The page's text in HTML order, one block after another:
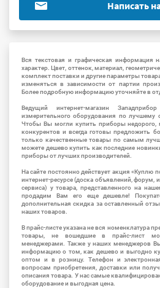
Написать
Вся текстовая и графическая информация
характер. Цвет, оттенок, материал,
комплект поставки и другие параметры
изменяться в зависимости от партии
Более подробную информацию уточняйте в
Ведущий интернет-магазин
измерительного оборудования по лучшему
Чтобы Вы могли купить приборы
конкурентов и всегда готовы предложить
только качественные товары по самым
можете дешево купить как последние
приборы от лучших производителей.
На сайте постоянно действует акция «Куплю
интернет-ресурсе (доска объявлений, форум,
сервиса) у товара, представленного на
продадим Вам его еще дешевле!
дополнительная скидка за оставленный
наших товаров.
В прайс-листе указана не вся номенклатура
товары, не вошедшие в прайс-лист
менеджерами. Также у наших менеджеров
информацию о том, как дешево и выгодно
оптом и в розницу. Телефон и
вопросам приобретения, доставки или
описания товара. У нас самые
оборудование и выгодная цена.